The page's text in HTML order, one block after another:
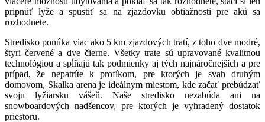
pripnúť lyže a spustiť sa na zjazdovku obtiažnosti pre akú sa
rozhodnete.
Stredisko ponúka viac ako 5 km zjazdových tratí, z toho dve modré,
štyri červené a dve čierne. Všetky trate sú upravované kvalitnou
technológiou a spĺňajú tak podmienky aj tých najnáročnejších a pre
prípad, že nepatríte k profíkom, pre ktorých je svah druhým
domovom, Skalka arena je ideálnym miestom, kde začať prebúdzať
svoju lyžiarsku vášeň. Naše stredisko nezabúda ani na
snowboardových nadšencov, pre ktorých je vyhradený dostatok
priestoru.